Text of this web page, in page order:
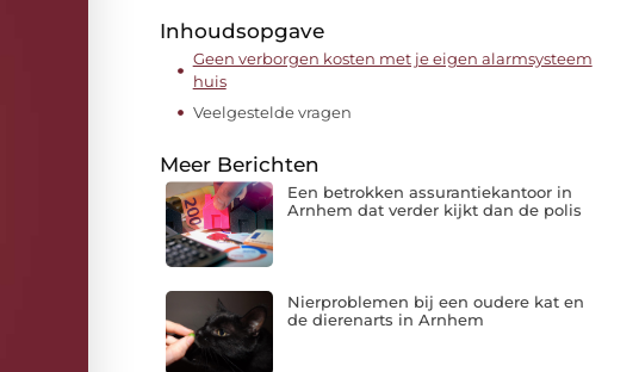
Inhoudsopgave
Geen verborgen kosten met je eigen alarmsysteem
huis
Veelgestelde vragen
Meer Berichten
Een betrokken assurantiekantoor in
Arnhem dat verder kijkt dan de polis
Nierproblemen bij een oudere kat en
de dierenarts in Arnhem